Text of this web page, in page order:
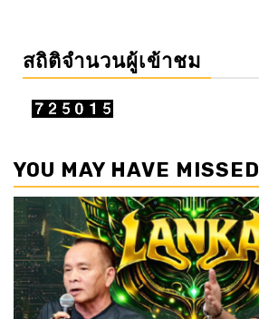
สถิติจำนวนผู้เข้าชม
YOU MAY HAVE MISSED